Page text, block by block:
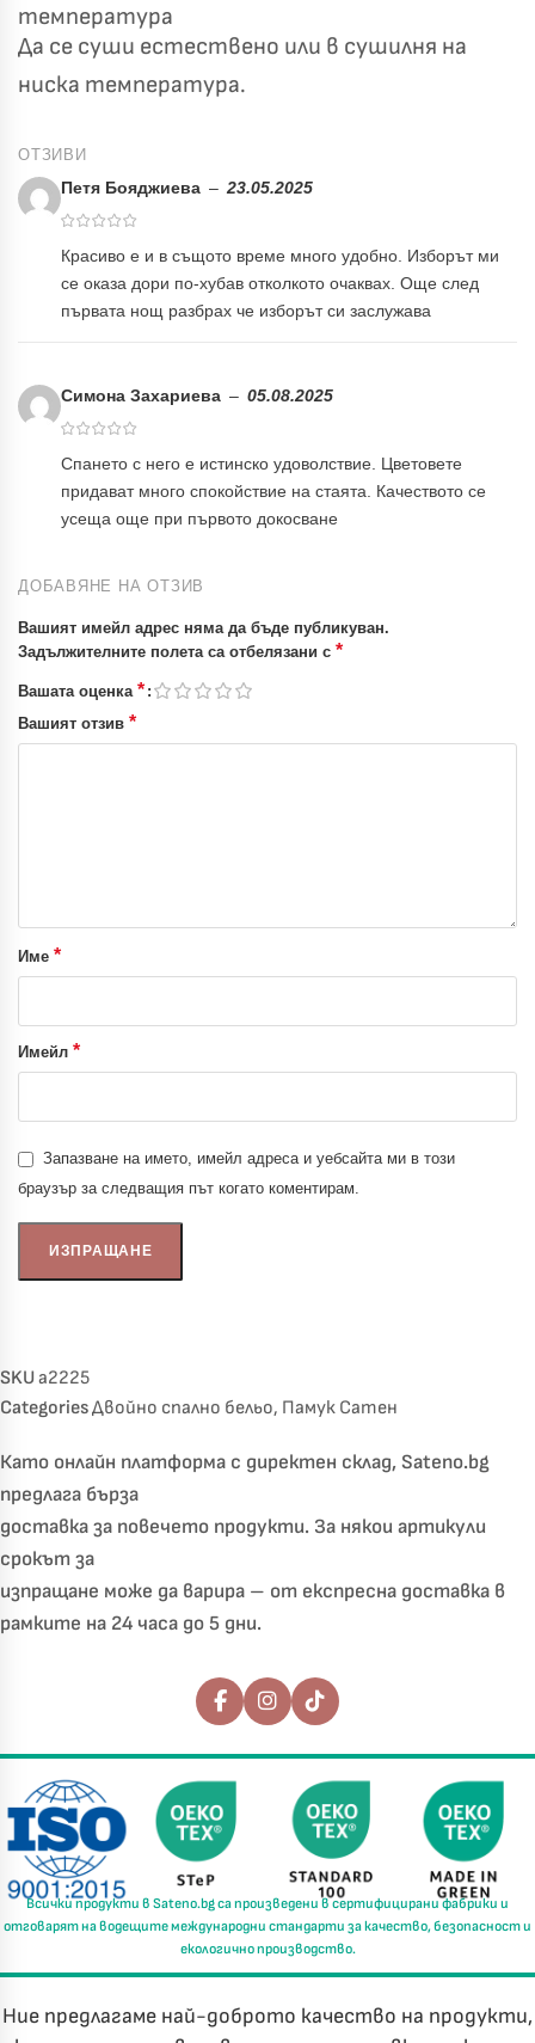
температура
Да се суши естествено или в сушилня на
ниска температура.
ОТЗИВИ
Петя Бояджиева – 23.05.2025
Красиво е и в същото време много удобно. Изборът ми
се оказа дори по-хубав отколкото очаквах. Още след
първата нощ разбрах че изборът си заслужава
Симона Захариева – 05.08.2025
Спането с него е истинско удоволствие. Цветовете
придават много спокойствие на стаята. Качеството се
усеща още при първото докосване
ДОБАВЯНЕ НА ОТЗИВ
Вашият имейл адрес няма да бъде публикуван.
Задължителните полета са отбелязани с *
Вашата оценка *
Вашият отзив *
Име *
Имейл *
Запазване на името, имейл адреса и уебсайта ми в този
браузър за следващия път когато коментирам.
SKUa2225
CategoriesДвойно спално бельо, Памук Сатен
Като онлайн платформа с директен склад, Sateno.bg
предлага бърза
доставка за повечето продукти. За някои артикули
срокът за
изпращане може да варира – от експресна доставка в
рамките на 24 часа до 5 дни.
Последвайте ни
Всички продукти в Sateno.bgса произведени всертифицирани фабрики и
отговарят на водещите международни стандарти закачество, безопасност и
екологично производство.
Ние предлагаме най-доброто качество на продукти,